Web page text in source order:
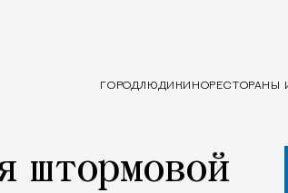
ГОРОДЛЮДИ КИНОРЕСТОРАНЫ
штормовой